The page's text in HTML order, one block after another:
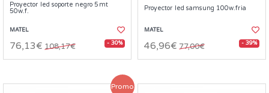
Proyector led soporte negro 5mt
50w.f.
MATEL
76,13€ 108,17€ - 30%
Proyector led samsung 100w.fria
MATEL
46,96€ 77,00€ - 39%
Promo